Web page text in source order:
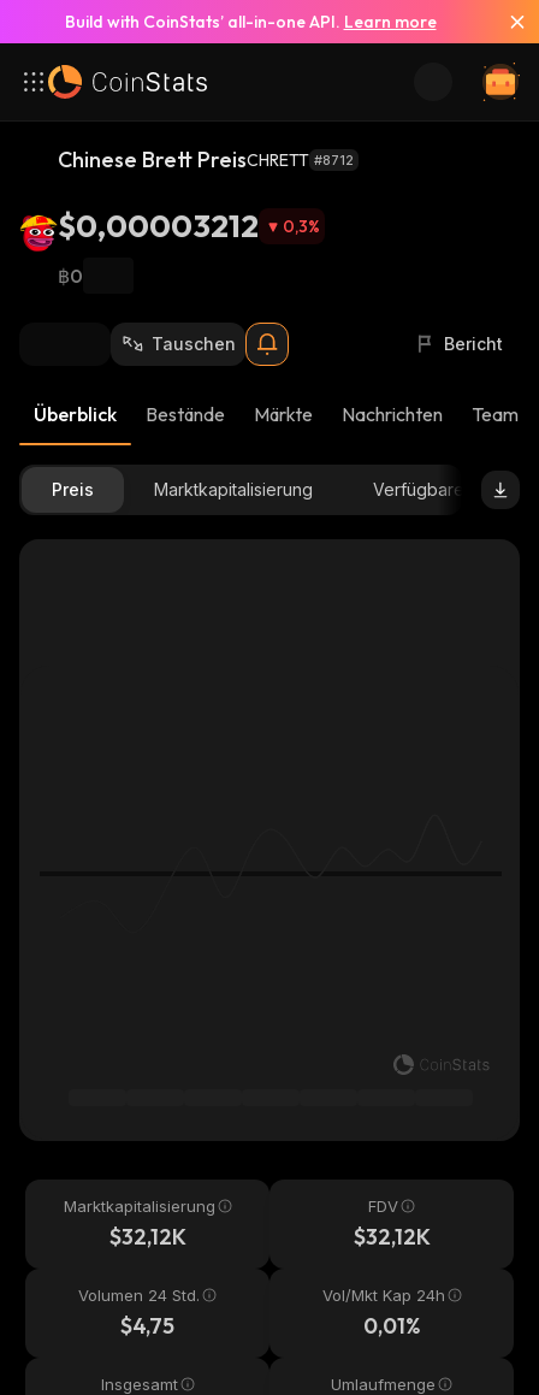
Build with CoinStats’ all-in-one API. Learn more
Chinese Brett PreisCHRETT #8712
$0,00003212 0,3%
฿0
Tauschen Bericht
Überblick Bestände Märkte Nachrichten Team-
Preis Marktkapitalisierung Verfügbare Menge
Marktkapitalisierung
$32,12K
FDV
$32,12K
Volumen 24 Std.
$4,75
Vol/Mkt Kap 24h
0,01%
Insgesamt Umlaufmenge